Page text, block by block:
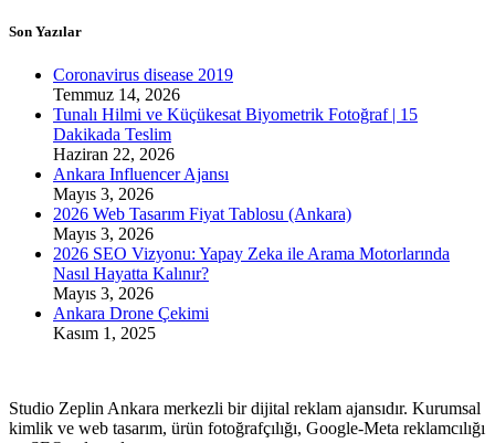
Son Yazılar
Coronavirus disease 2019
Temmuz 14, 2026
Tunalı Hilmi ve Küçükesat Biyometrik Fotoğraf | 15
Dakikada Teslim
Haziran 22, 2026
Ankara Influencer Ajansı
Mayıs 3, 2026
2026 Web Tasarım Fiyat Tablosu (Ankara)
Mayıs 3, 2026
2026 SEO Vizyonu: Yapay Zeka ile Arama Motorlarında
Nasıl Hayatta Kalınır?
Mayıs 3, 2026
Ankara Drone Çekimi
Kasım 1, 2025
Studio Zeplin Ankara merkezli bir dijital reklam ajansıdır. Kurumsal
kimlik ve web tasarım, ürün fotoğrafçılığı, Google-Meta reklamcılığı